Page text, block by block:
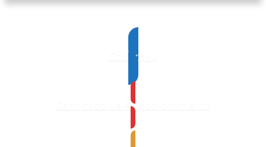
Cita previa
Certificado de empadronamiento